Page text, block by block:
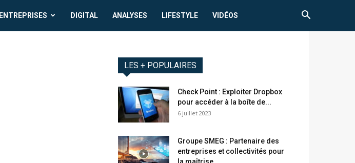
ENTREPRISES DIGITAL ANALYSES LIFESTYLE VIDÉOS
LES + POPULAIRES
Check Point : Exploiter Dropbox
pour accéder à la boîte de...
6 juillet 2023
Groupe SMEG : Partenaire des
entreprises et collectivités pour